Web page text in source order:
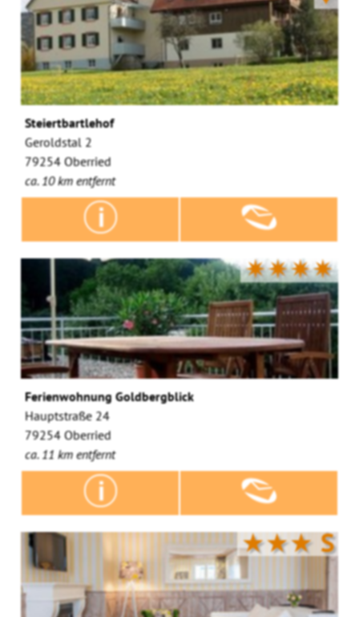
Steiertbartlehof
Geroldstal 2
79254 Oberried
ca. 10 km entfernt
✷✷✷✷
Ferienwohnung Goldbergblick
Hauptstraße 24
79254 Oberried
ca. 11 km entfernt
★★★S